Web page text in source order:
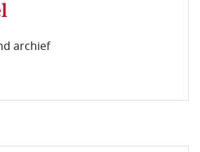
archief